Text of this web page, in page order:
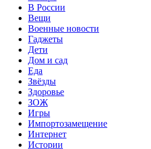
В России
Вещи
Военные новости
Гаджеты
Дети
Дом и сад
Еда
Звёзды
Здоровье
ЗОЖ
Игры
Импортозамещение
Интернет
Истории